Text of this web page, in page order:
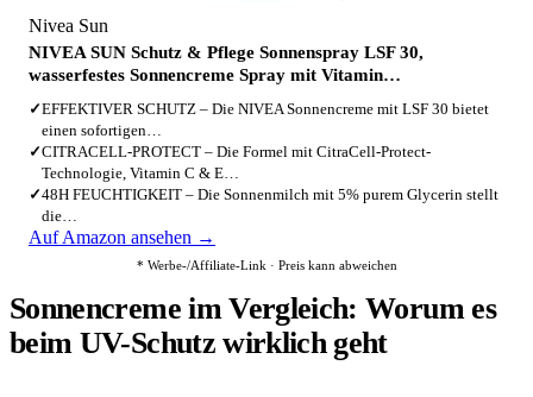
Nivea Sun
NIVEA SUN Schutz & Pflege Sonnenspray LSF 30,
wasserfestes Sonnencreme Spray mit Vitamin…
✓EFFEKTIVER SCHUTZ – Die NIVEA Sonnencreme mit LSF 30 bietet
einen sofortigen…
✓CITRACELL-PROTECT – Die Formel mit CitraCell-Protect-
Technologie, Vitamin C & E…
✓48H FEUCHTIGKEIT – Die Sonnenmilch mit 5% purem Glycerin stellt
die…
Auf Amazon ansehen →
* Werbe-/Affiliate-Link · Preis kann abweichen
Sonnencreme im Vergleich: Worum es
beim UV-Schutz wirklich geht